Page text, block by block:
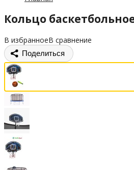
Кольцо
В избранноеВ сравнение
Поделиться